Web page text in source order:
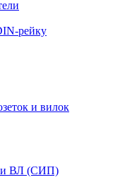
рейку
и вилок
и ВЛ (СИП)